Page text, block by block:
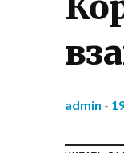
admin -